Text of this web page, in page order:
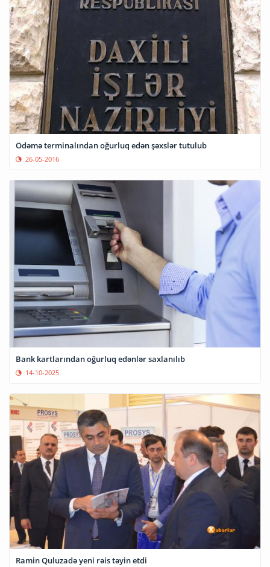
Ödəmə terminalından oğurluq edən şəxslər tutulub
26-05-2016
Bank kartlarından oğurluq edənlər saxlanılıb
14-10-2025
Ramin Quluzadə yeni rəis təyin etdi